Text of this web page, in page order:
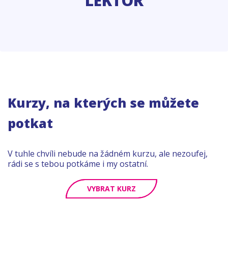
Kurzy, na kterých se můžete
potkat
V tuhle chvíli nebude na žádném kurzu, ale nezoufej,
rádi se s tebou potkáme i my ostatní.
VYBRAT KURZ